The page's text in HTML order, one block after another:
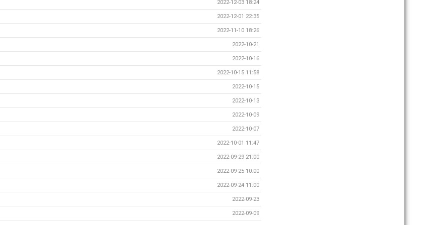
2022-12-03 18:24
2022-12-01 22:35
2022-11-10 18:26
2022-10-21
2022-10-16
2022-10-15 11:58
2022-10-15
2022-10-13
2022-10-09
2022-10-07
2022-10-01 11:47
2022-09-29 21:00
2022-09-25 10:00
2022-09-24 11:00
2022-09-23
2022-09-09